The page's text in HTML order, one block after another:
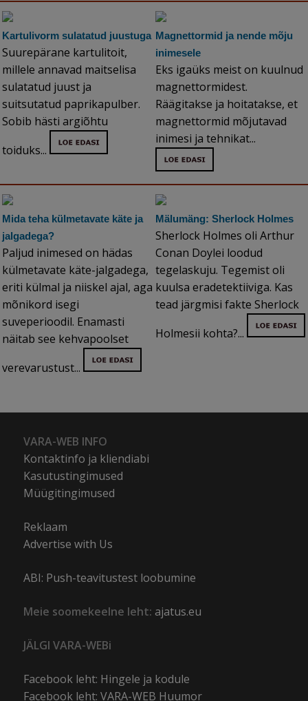
Kartulivorm sulatatud juustuga
Suurepärane kartulitoit,
millele annavad maitselisa
sulatatud juust ja
suitsutatud paprikapulber.
Sobib hästi argiõhtu
toiduks...
Magnettormid ja nende mõju
inimesele
Eks igaüks meist on kuulnud
magnettormidest.
Räägitakse ja hoitatakse, et
magnettormid mõjutavad
inimesi ja tehnikat...
Mida teha külmetavate käte ja
jalgadega?
Paljud inimesed on hädas
külmetavate käte-jalgadega,
eriti külmal ja niiskel ajal, aga
mõnikord isegi
suveperioodil. Enamasti
näitab see kehvapoolset
verevarustust...
Mälumäng: Sherlock Holmes
Sherlock Holmes oli Arthur
Conan Doylei loodud
tegelaskuju. Tegemist oli
kuulsa eradetektiiviga. Kas
tead järgmisi fakte Sherlock
Holmesii kohta?...
VARA-WEB INFO
Kontaktinfo ja kliendiabi
Kasutustingimused
Müügitingimused
Reklaam
Advertise with Us
ABI: Push-teavitustest loobumine
Meie soomekeelne leht: ajatus.eu
JÄLGI VARA-WEBi
Facebook leht: Hingele ja kodule
Facebook leht: VARA-WEB Huumor